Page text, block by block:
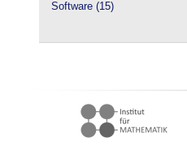
Software (15)